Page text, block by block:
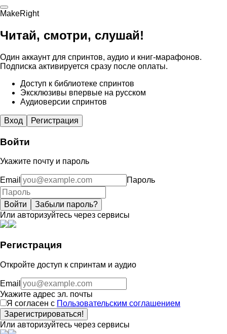
MakeRight
Читай, смотри, слушай!
Один аккаунт для спринтов, аудио и книг-марафонов.
Подписка активируется сразу после оплаты.
Доступ к библиотеке спринтов
Эксклюзивы впервые на русском
Аудиоверсии спринтов
Вход Регистрация
Войти
Укажите почту и пароль
Email Пароль
Войти
Забыли пароль?
Или авторизуйтесь через сервисы
Регистрация
Откройте доступ к спринтам и аудио
Email
Укажите адрес эл. почты
Я согласен с Пользовательским соглашением
Зарегистрироваться!
Или авторизуйтесь через сервисы